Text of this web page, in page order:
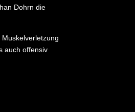
Dohrn die
auch offensiv